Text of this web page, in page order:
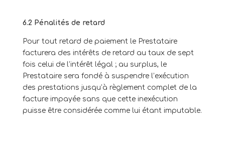
6.2 Pénalités de retard
Pour tout retard de paiement le Prestataire
facturera des intérêts de retard au taux de sept
fois celui de l’intérêt légal ; au surplus, le
Prestataire sera fondé à suspendre l’exécution
des prestations jusqu’à règlement complet de la
facture impayée sans que cette inexécution
puisse être considérée comme lui étant imputable.